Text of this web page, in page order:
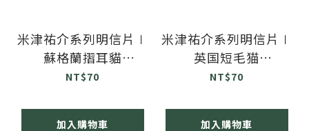
米津祐介系列明信片∣
蘇格蘭摺耳貓
∣Greeting Life
NT$70
加入購物車
米津祐介系列明信片∣
英国短毛猫
∣Greeting Life
NT$70
加入購物車